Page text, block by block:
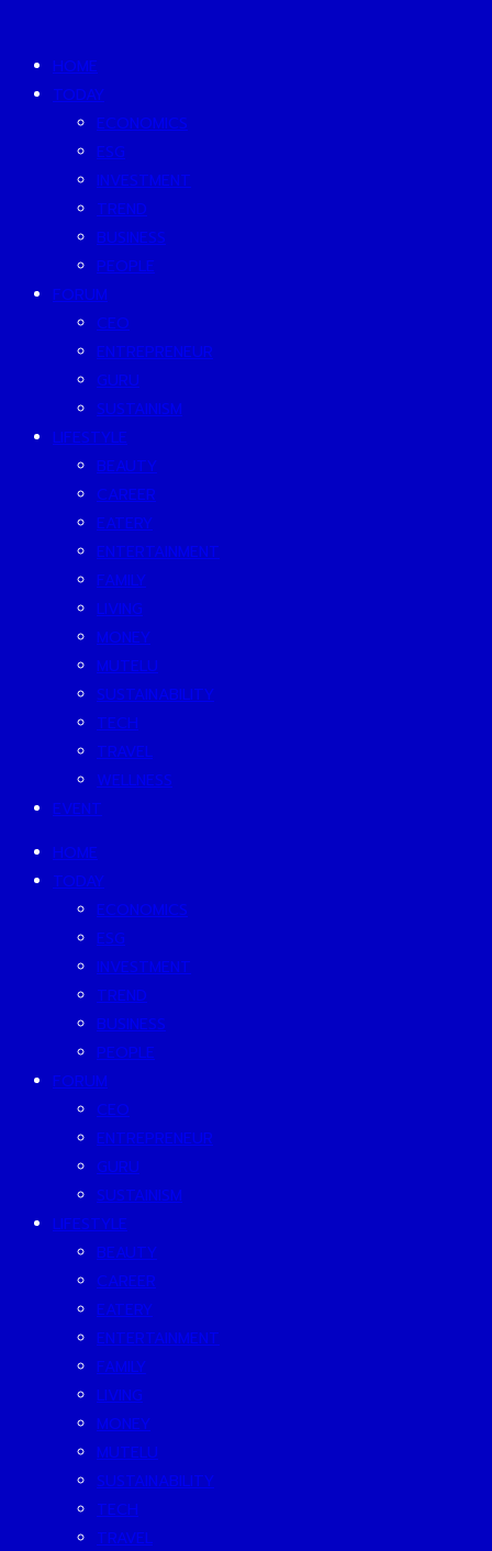
HOME
TODAY
ECONOMICS
ESG
INVESTMENT
TREND
BUSINESS
PEOPLE
FORUM
CEO
ENTREPRENEUR
GURU
SUSTAINISM
LIFESTYLE
BEAUTY
CAREER
EATERY
ENTERTAINMENT
FAMILY
LIVING
MONEY
MUTELU
SUSTAINABILITY
TECH
TRAVEL
WELLNESS
EVENT
HOME
TODAY
ECONOMICS
ESG
INVESTMENT
TREND
BUSINESS
PEOPLE
FORUM
CEO
ENTREPRENEUR
GURU
SUSTAINISM
LIFESTYLE
BEAUTY
CAREER
EATERY
ENTERTAINMENT
FAMILY
LIVING
MONEY
MUTELU
SUSTAINABILITY
TECH
TRAVEL